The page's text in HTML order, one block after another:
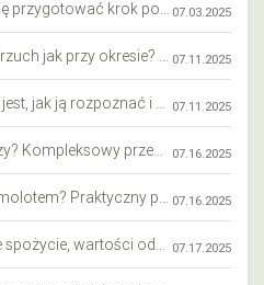
07.03.2025
07.11.2025
07.11.2025
07.16.2025
07.16.2025
07.17.2025